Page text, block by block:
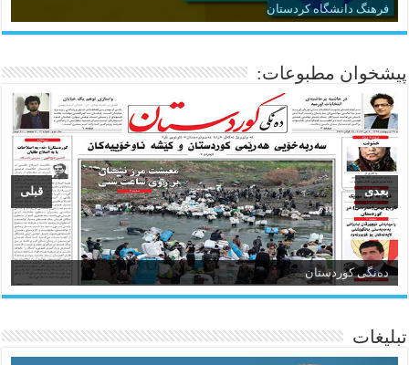
فرهنگ دانشگاه کردستان
پیشخوان مطبوعات:
ده‌نگی کوردستان
ئاژانسی هەواڵی مێهر
قبلی بعدی
تبلیغات